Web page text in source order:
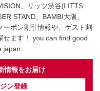
、リッツ渋谷(LITTS
STAND、BAMBI大阪、
ポン割引情報や、ゲスト割
せます！ you can find good
japan.
情報をお届け
ン登録